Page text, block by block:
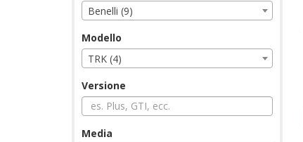
Benelli (9)
Modello
TRK (4)
Versione
Media